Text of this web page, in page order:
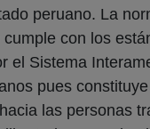
peruano. La
con los
el Sistema
pues
las personas